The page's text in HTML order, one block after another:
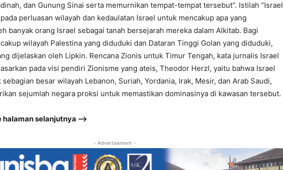
dan Gunung Sinai serta memurnikan tempat-tempat tersebut”. Istilah “Israel
pada perluasan wilayah dan kedaulatan Israel untuk mencakup apa yang
banyak orang Israel sebagai tanah bersejarah mereka dalam Alkitab. Bagi
wilayah Palestina yang diduduki dan Dataran Tinggi Golan yang diduduki,
dijelaskan oleh Lipkin. Rencana Zionis untuk Timur Tengah, kata jurnalis Israel
pada visi pendiri Zionisme yang ateis, Theodor Herzl, yaitu bahwa Israel
besar wilayah Lebanon, Suriah, Yordania, Irak, Mesir, dan Arab Saudi,
sejumlah negara proksi untuk memastikan dominasinya di kawasan tersebut.
halaman selanjutnya –>
- Advertisement -